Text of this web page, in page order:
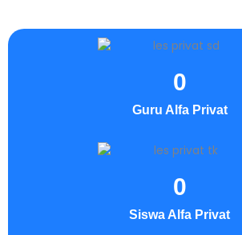
Guru Alfa Privat
0
Siswa Alfa Privat
0